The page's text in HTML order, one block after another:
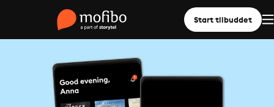
Start tilbuddet